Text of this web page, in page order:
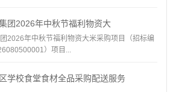
团2026年中秋节福利物资大
2026年中秋节福利物资大米采购项目（招标编
）项目...
学校食堂食材全品采购配送服务